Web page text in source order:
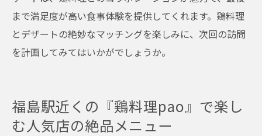
まで満足度が高い食事体験を提供してくれます。鶏料理
とデザートの絶妙なマッチングを楽しみに、次回の訪問
を計画してみてはいかがでしょうか。
福島駅近くの『鶏料理pao』で楽し
む人気店の絶品メニュー